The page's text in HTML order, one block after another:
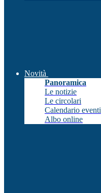
Novità
Panoramica
Le notizie
Le circolari
Calendario eventi
Albo online